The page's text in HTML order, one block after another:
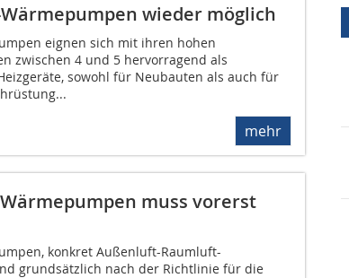
wieder möglich
eignen sich mit ihren hohen
zwischen 4 und 5 hervorragend als
sowohl für Neubauten als auch für
mehr
muss vorerst
konkret Außenluft-Raumluft-
grundsätzlich nach der Richtlinie für die